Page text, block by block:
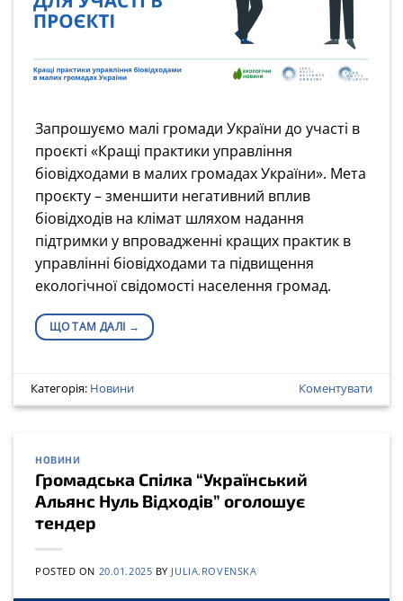
Запрошуємо малі громади України до участі в
проєкті «Кращі практики управління
біовідходами в малих громадах України». Мета
проєкту – зменшити негативний вплив
біовідходів на клімат шляхом надання
підтримки у впровадженні кращих практик в
управлінні біовідходами та підвищення
екологічної свідомості населення громад.
ЩО ТАМ ДАЛІ →
Категорія: Новини Коментувати
НОВИНИ
Громадська Спілка “Український
Альянс Нуль Відходів” оголошує
тендер
POSTED ON 20.01.2025 BY JULIA.ROVENSKA